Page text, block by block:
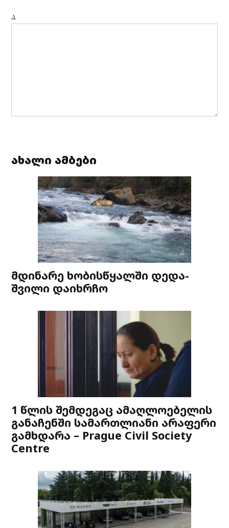
Δ
ახალი ამბები
მდინარე ხობისწყალში დედა-
შვილი დაიხრჩო
1 წლის შემდეგაც ამაღლოებელის
განაჩენში სამართლიანი არაფერი
გამხდარა – Prague Civil Society
Centre